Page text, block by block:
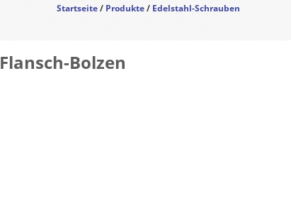
Startseite/Produkte/Edelstahl-Schrauben
Bolzen